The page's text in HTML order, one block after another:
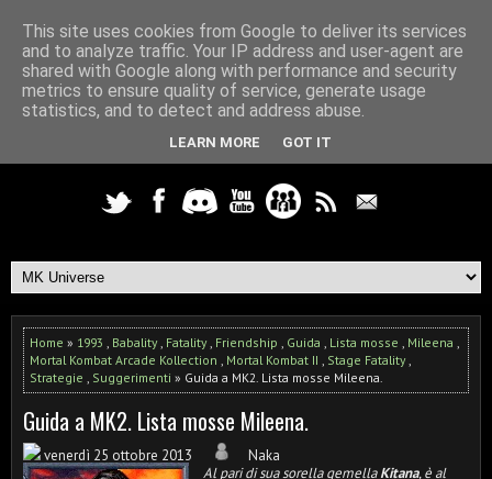
Home » 1993 , Babality, Fatality, Friendship , Guida , Lista mosse , Mileena ,
Mortal Kombat Arcade Kollection , Mortal Kombat II , Stage Fatality,
Strategie , Suggerimenti » Guida a MK2. Lista mosse Mileena.
Guida a MK2. Lista mosse Mileena.
venerdì 25 ottobre 2013
Naka
Al pari di sua sorella gemellaKitana,è al
This site uses cookies from Google to deliver its services
and to analyze traffic. Your IP address and user-agent are
shared with Google along with performance and security
metrics to ensure quality of service, generate usage
statistics, and to detect and address abuse.
LEARN MORE GOT IT